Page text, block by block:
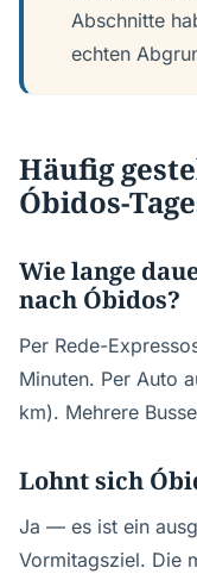
Abschnitte
echten
Häufig
Óbidos-
Wie lange
nach Óbidos?
Per Rede-
Minuten. Per Auto
km). Mehrere
Lohnt sich
Ja — es ist ein
Vormitagsziel. Die